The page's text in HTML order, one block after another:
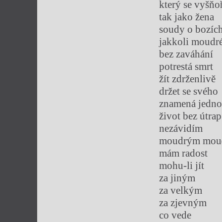
který se
tak jako žena
soudy o bozích
jakkoli
bez zaváhání
potrestá smrt
žít zdrženlivě
držet se svého
znamená
život bez útrap
nezávidím
moudrým
mám radost
mohu-li jít
za jiným
za velkým
za zjevným
co vede